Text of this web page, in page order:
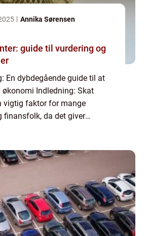
Annika Sørensen
guide til vurdering og
En dybdegående guide til at
økonomi Indledning: Skat
vigtig faktor for mange
finansfolk, da det giver